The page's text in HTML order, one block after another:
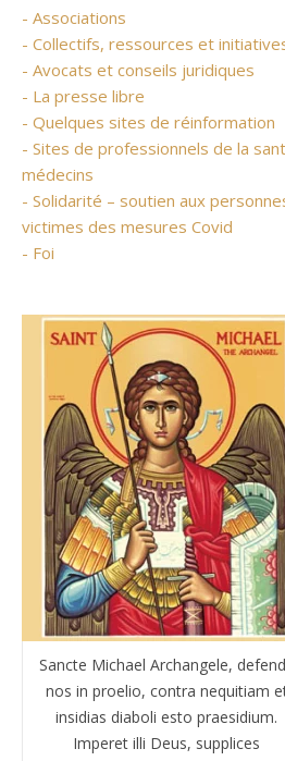
- Associations
- Collectifs, ressources et
- Avocats et conseils juridiques
- La presse libre
- Quelques sites de réinformation
- Sites de professionnels de la
médecins
- Solidarité – soutien aux
victimes des mesures Covid
- Foi
Sancte Michael Archangele,
nos in proelio, contra nequitiam
insidias diaboli esto praesidium.
Imperet illi Deus, supplices